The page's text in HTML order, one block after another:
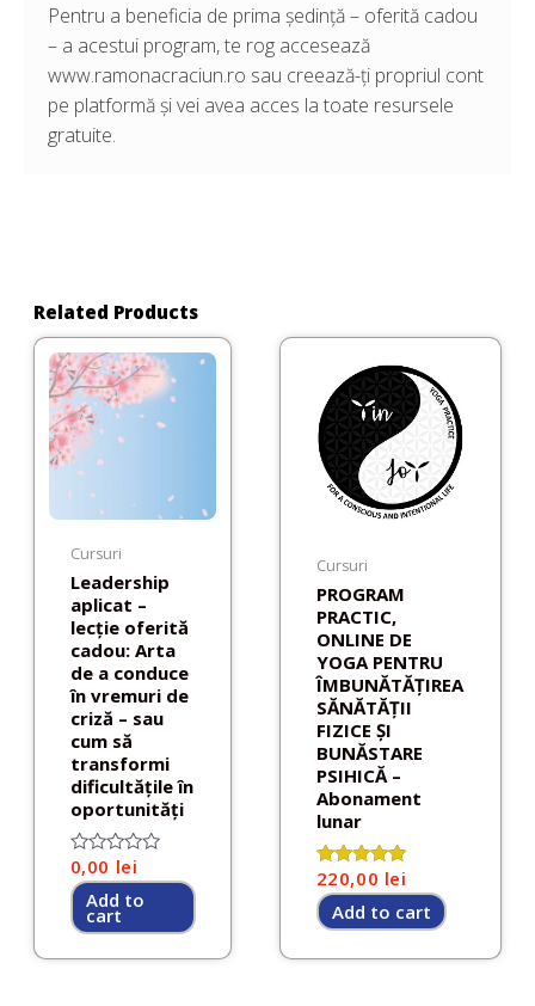
Pentru a beneficia de prima ședință – oferită cadou
– a acestui program, te rog accesează
www.ramonacraciun.ro sau creează-ți propriul cont
pe platformă și vei avea acces la toate resursele
gratuite.
Related Products
Cursuri
Leadership
aplicat –
lecție oferită
cadou: Arta
de a conduce
în vremuri de
criză – sau
cum să
transformi
dificultățile în
oportunități
Rated
0
out
of
5
0,00 lei
Add to
cart
Cursuri
PROGRAM
PRACTIC,
ONLINE DE
YOGA PENTRU
ÎMBUNĂTĂȚIREA
SĂNĂTĂȚII
FIZICE ȘI
BUNĂSTARE
PSIHICĂ –
Abonament
lunar
Rated
5.00
out of 5
220,00 lei
Add to cart